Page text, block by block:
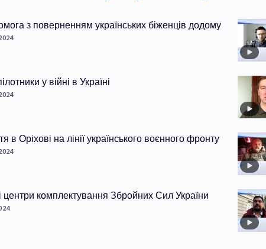
з поверненням українських біженців додому
у війні в Україні
в Оріхові на лінії українського воєнного фронту
центри комплектування Збройних Сил України